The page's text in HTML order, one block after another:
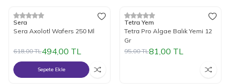
%20İndirim
Yeni
Sera
Sera Axolotl Wafers 250 Ml
618,00TL494,00 TL
Sepete Ekle
%15İndirim
Tetra Yem
Tetra Pro Algae Balık Yemi 12
Gr
95,00TL81,00 TL